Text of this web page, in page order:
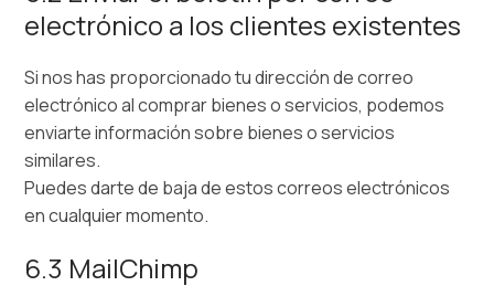
electrónico a los clientes existentes
Si nos has proporcionado tu dirección de correo
electrónico al comprar bienes o servicios, podemos
enviarte información sobre bienes o servicios
similares.
Puedes darte de baja de estos correos electrónicos
en cualquier momento.
6.3 MailChimp